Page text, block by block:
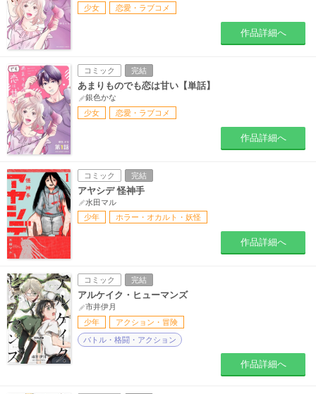
少女 恋愛・ラブコメ
作品詳細へ
コミック 完結
あまりものでも恋は甘い【単話】
銀色かな
少女
恋愛・ラブコメ
作品詳細へ
コミック 完結
アヤシデ 怪神手
水田マル
少年
ホラー・オカルト・妖怪
作品詳細へ
コミック 完結
アルケイク・ヒューマンズ
市井伊月
少年
アクション・冒険
バトル・格闘・アクション
作品詳細へ